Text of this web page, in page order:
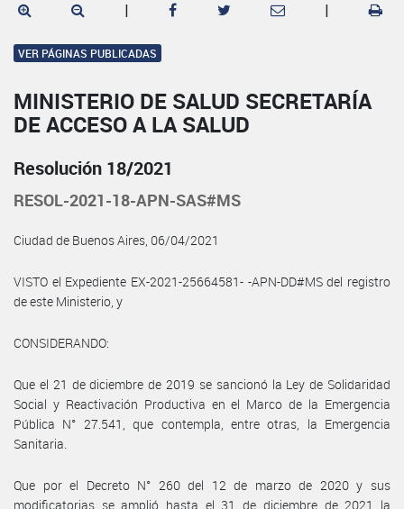
| |
VER PÁGINAS PUBLICADAS
MINISTERIO DE SALUD SECRETARÍA
DE ACCESO A LA SALUD
Resolución 18/2021
RESOL-2021-18-APN-SAS#MS
Ciudad de Buenos Aires, 06/04/2021
VISTO el Expediente EX-2021-25664581- -APN-DD#MS del registro
de este Ministerio, y
CONSIDERANDO:
Que el 21 de diciembre de 2019 se sancionó la Ley de Solidaridad
Social y Reactivación Productiva en el Marco de la Emergencia
Pública N° 27.541, que contempla, entre otras, la Emergencia
Sanitaria.
Que por el Decreto N° 260 del 12 de marzo de 2020 y sus
modificatorias se amplió hasta el 31 de diciembre de 2021 la